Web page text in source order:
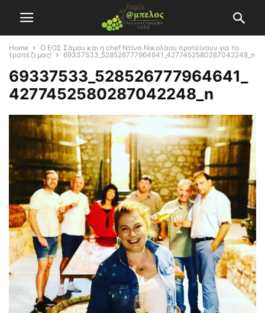
Home
Ο ΕΟΣ Σάμου και η chef Ντίνα Νικολάου προτείνουν για το
τραπέζι μας!
69337533_528526777964641_4277452580287042248_n
69337533_528526777964641_
4277452580287042248_n